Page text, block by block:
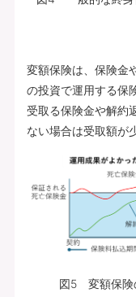
変額保険は、保険金
の投資で運用する保
受取る保険金や解約
ない場合は受取額が
図5 変額保険